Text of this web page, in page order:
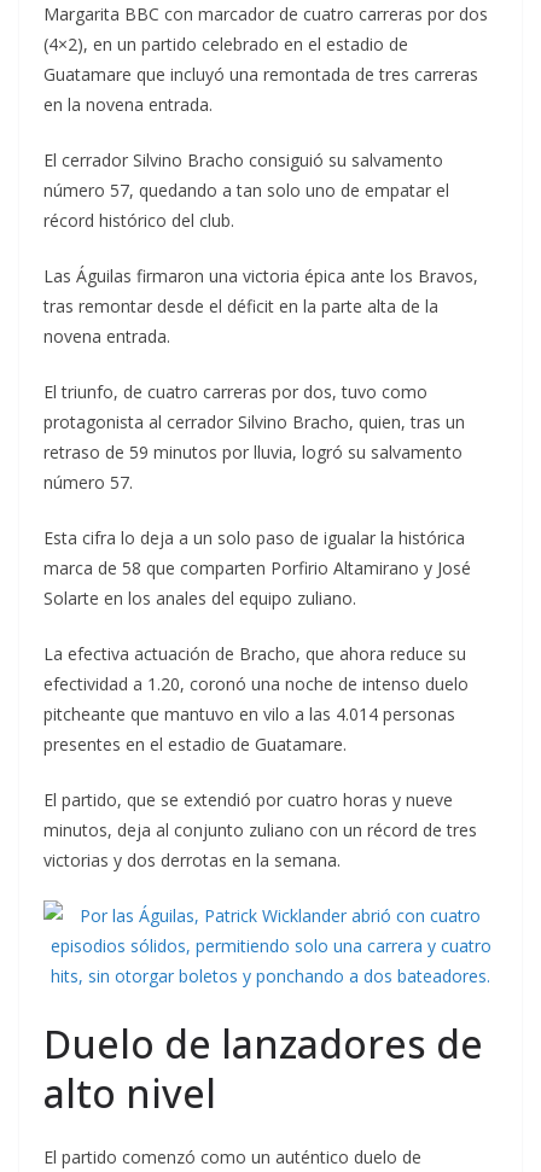
Margarita BBC con marcador de cuatro carreras por dos
(4×2), en un partido celebrado en el estadio de
Guatamare que incluyó una remontada de tres carreras
en la novena entrada.
El cerrador Silvino Bracho consiguió su salvamento
número 57, quedando a tan solo uno de empatar el
récord histórico del club.
Las Águilas firmaron una victoria épica ante los Bravos,
tras remontar desde el déficit en la parte alta de la
novena entrada.
El triunfo, de cuatro carreras por dos, tuvo como
protagonista al cerrador Silvino Bracho, quien, tras un
retraso de 59 minutos por lluvia, logró su salvamento
número 57.
Esta cifra lo deja a un solo paso de igualar la histórica
marca de 58 que comparten Porfirio Altamirano y José
Solarte en los anales del equipo zuliano.
La efectiva actuación de Bracho, que ahora reduce su
efectividad a 1.20, coronó una noche de intenso duelo
pitcheante que mantuvo en vilo a las 4.014 personas
presentes en el estadio de Guatamare.
El partido, que se extendió por cuatro horas y nueve
minutos, deja al conjunto zuliano con un récord de tres
victorias y dos derrotas en la semana.
Duelo de lanzadores de
alto nivel
El partido comenzó como un auténtico duelo de